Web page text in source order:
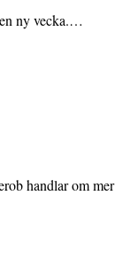
ny vecka.…
handlar om